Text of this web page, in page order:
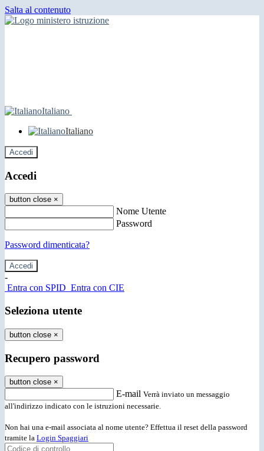
Salta al contenuto
Italiano
Italiano
Accedi
Accedi
button close ×
Nome Utente
Password
Password dimenticata?
-
Entra con SPID Entra con CIE
Seleziona utente
button close ×
Recupero password
button close ×
E-mail Verrà inviato un messaggio
all'indirizzo indicato con le istruzioni necessarie.
Non hai una e-mail associata al nome utente? Effettua il reset della password
tramite la Login Spaggiari